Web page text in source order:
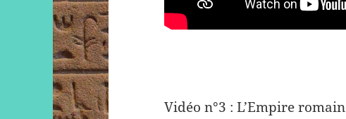
Vidéo n°3 : L’Empire romain